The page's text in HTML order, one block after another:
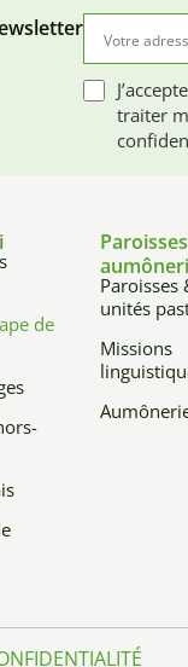
traiter
de
Paroisses
unités
Missions